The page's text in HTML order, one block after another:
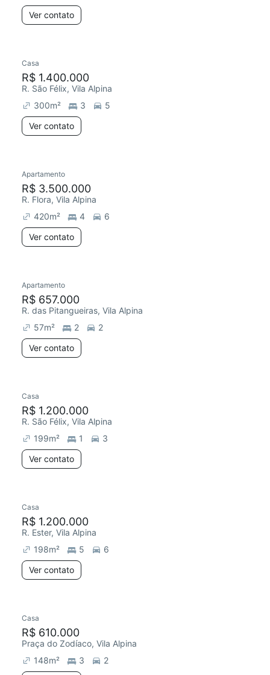
Ver contato
Casa
R$ 1.400.000
R. São Félix, Vila Alpina
300m² 3
5
Ver contato
Redecorar
Apartamento
R$ 3.500.000
R. Flora, Vila Alpina
420m² 4
6
Ver contato
Redecorar
Apartamento
R$ 657.000
R. das Pitangueiras, Vila Alpina
57m² 2
2
Ver contato
Casa
R$ 1.200.000
R. São Félix, Vila Alpina
199m² 1
3
Ver contato
Casa
R$ 1.200.000
R. Ester, Vila Alpina
198m² 5
6
Ver contato
Casa
R$ 610.000
Praça do Zodíaco, Vila Alpina
148m² 3
2